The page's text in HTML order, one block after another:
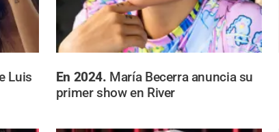
Luis
En 2024. María Becerra anuncia su
primer show en River